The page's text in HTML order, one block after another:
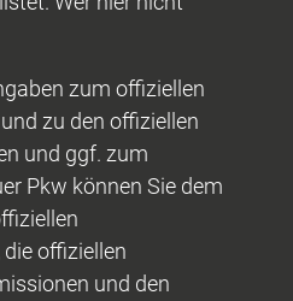
zum offiziellen
zu den offiziellen
und ggf. zum
Pkw können Sie dem
offiziellen
und den